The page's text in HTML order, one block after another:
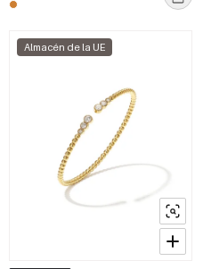
Almacén de la UE